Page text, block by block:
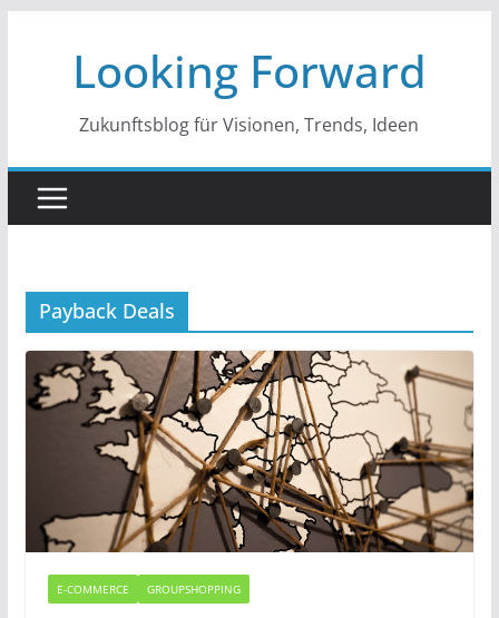
springenLooking Forward
Zukunftsblog für Visionen, Trends, Ideen
Payback Deals
E-COMMERCE GROUPSHOPPING